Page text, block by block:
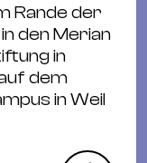
Rande der
den Merian
in
dem
in Weil